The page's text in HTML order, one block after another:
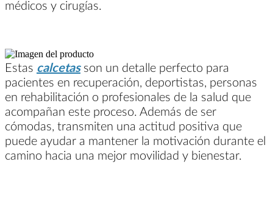
médicos y cirugías.
Estas calcetasson un detalle perfecto para
pacientes en recuperación, deportistas, personas
en rehabilitación o profesionales de la salud que
acompañan este proceso. Además de ser
cómodas, transmiten una actitud positiva que
puede ayudar a mantener la motivación durante el
camino hacia una mejor movilidad y bienestar.